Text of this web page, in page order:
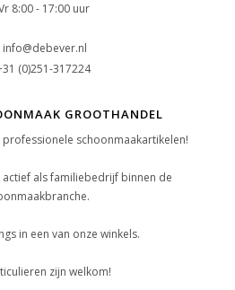
8:00 - 17:00 uur
info@debever.nl
(0)251-317224
GROOTHANDEL
schoonmaakartikelen!
actief als familiebedrijf binnen de
in een van onze winkels.
zijn welkom!